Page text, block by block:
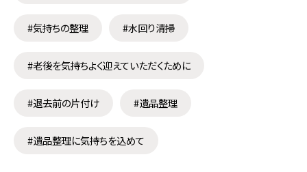
#気持ちの整理 #水回り清掃
#老後を気持ちよく迎えていただくために
#退去前の片付け #遺品整理
#遺品整理に気持ちを込めて